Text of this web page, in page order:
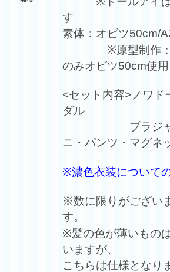
す
素体：オビツ50cm/
※原型制作：鬼
のみオビツ50cm使用
<セット内容>ノワド
ダル
ブラジャー・
ニ・パンツ・マグネ
※濃色衣装について
※数に限りがござい
す。
※髪の色が薄いもの
いますが、
こちらは仕様となり